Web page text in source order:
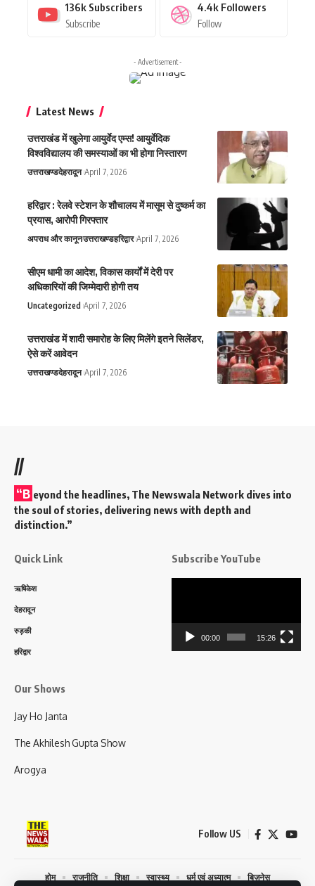
136k Subscribers
Subscribe
4.4k Followers
Follow
- Advertisement -
Latest News
उत्तराखंड में खुलेगा आयुर्वेद एम्स! आयुर्वेदिक
विश्वविद्यालय की समस्याओं का भी होगा निस्तारण
उत्तराखण्डदेहरादून April 7, 2026
हरिद्वार : रेलवे स्टेशन के शौचालय में मासूम से दुष्कर्म का
प्रयास, आरोपी गिरफ्तार
अपराध और कानूनउत्तराखण्डहरिद्वार April 7, 2026
सीएम धामी का आदेश, विकास कार्यों में देरी पर
अधिकारियों की जिम्मेदारी होगी तय
Uncategorized April 7, 2026
उत्तराखंड में शादी समारोह के लिए मिलेंगे इतने सिलेंडर,
ऐसे करें आवेदन
उत्तराखण्डदेहरादून April 7, 2026
//
“B eyond the headlines, The Newswala Network dives into
the soul of stories, delivering news with depth and
distinction.”
Quick Link
ऋषिकेश
देहरादून
रुड़की
हरिद्वार
Subscribe YouTube
00:00 15:26
Our Shows
Jay Ho Janta
The Akhilesh Gupta Show
Arogya
Follow US
होम राजनीति शिक्षा स्वास्थ्य धर्म एवं अध्यात्म बिज़नेस